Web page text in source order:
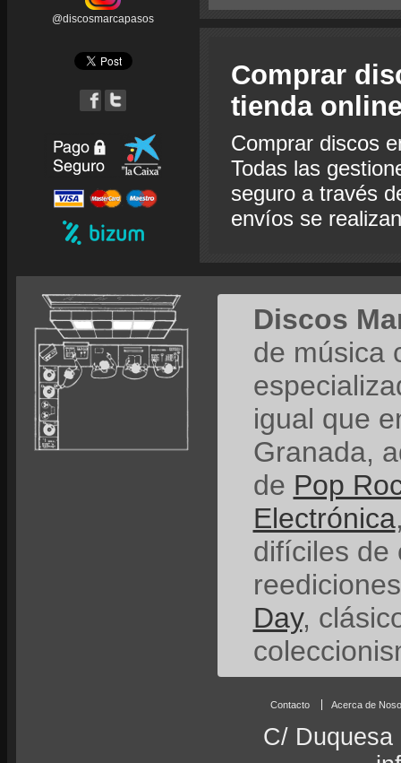
@discosmarcapasos
Comprar
tienda
Comprar discos
Todas las
seguro a través
envíos se
Discos
de música
igual que
Granada,
de Pop
Electrónica
difíciles de
Day,
Contacto Acerca de
C/ Duquesa